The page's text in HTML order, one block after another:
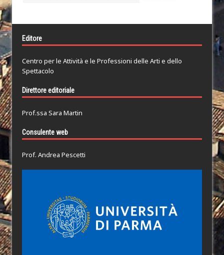
Editore
Centro per le Attività e le Professioni delle Arti e dello
Spettacolo
Direttore editoriale
Prof.ssa Sara Martin
Consulente web
Prof. Andrea Pescetti